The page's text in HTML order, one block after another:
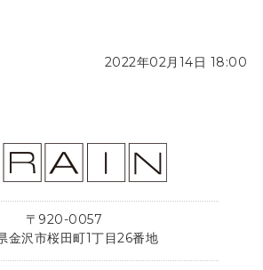
2022年02月14日 18:00
〒920-0057
金沢市桜田町1丁目26番地